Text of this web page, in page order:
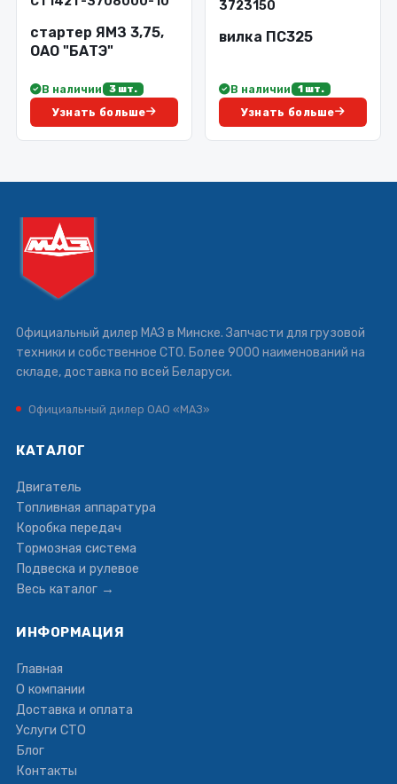
стартер ЯМЗ 3,75,
ОАО "БАТЭ"
В наличии 3 шт.
Узнать больше
3723150
вилка ПС325
В наличии 1 шт.
Узнать больше
Официальный дилер МАЗ в Минске. Запчасти для грузовой
техники и собственное СТО. Более 9000 наименований на
складе, доставка по всей Беларуси.
Официальный дилер ОАО «МАЗ»
КАТАЛОГ
Двигатель
Топливная аппаратура
Коробка передач
Тормозная система
Подвеска и рулевое
Весь каталог →
ИНФОРМАЦИЯ
Главная
О компании
Доставка и оплата
Услуги СТО
Блог
Контакты